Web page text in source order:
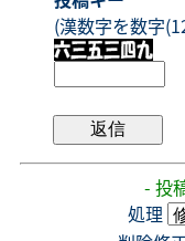
(漢数字を数字
- 投
処理